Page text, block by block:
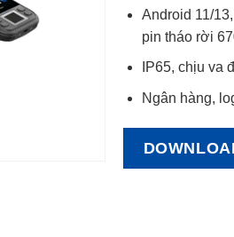
Android 11/
pin tháo rời
IP65, chịu va
Ngân hàng,